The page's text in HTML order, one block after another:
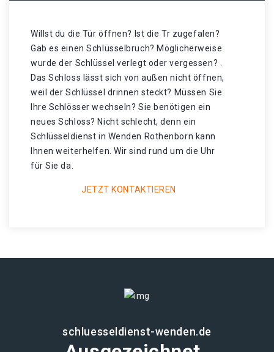
Willst du die Tür öffnen? Ist die Tr zugefalen?
Gab es einen Schlüsselbruch? Möglicherweise
wurde der Schlüssel verlegt oder vergessen? .
Das Schloss lässt sich von außen nicht öffnen,
weil der Schlüssel drinnen steckt? Müssen Sie
Ihre Schlösser wechseln? Sie benötigen ein
neues Schloss? Nicht schlecht, denn ein
Schlüsseldienst in Wenden Rothenborn kann
Ihnen weiterhelfen. Wir sind rund um die Uhr
für Sie da.
JETZT KONTAKTIEREN
schluesseldienst-wenden.de